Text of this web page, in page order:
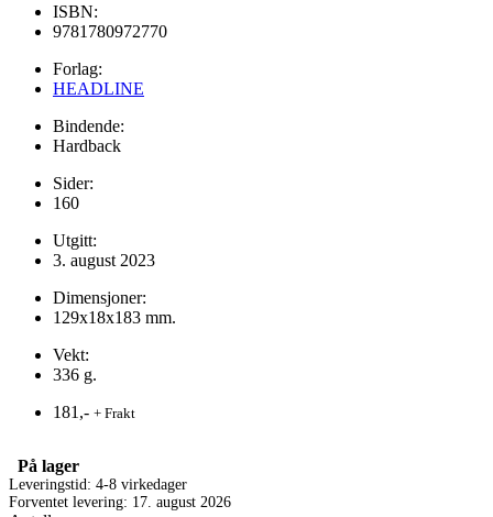
ISBN:
9781780972770
Forlag:
HEADLINE
Bindende:
Hardback
Sider:
160
Utgitt:
3. august 2023
Dimensjoner:
129x18x183 mm.
Vekt:
336 g.
181,- + Frakt
På lager
Leveringstid: 4-8 virkedager
Forventet levering: 17. august 2026